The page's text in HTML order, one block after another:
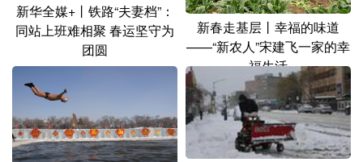
新华全媒+丨铁路“夫妻档”：
同站上班难相聚 春运坚守为
团圆
新春走基层丨幸福的味道
——“新农人”宋建飞一家的幸
福生活